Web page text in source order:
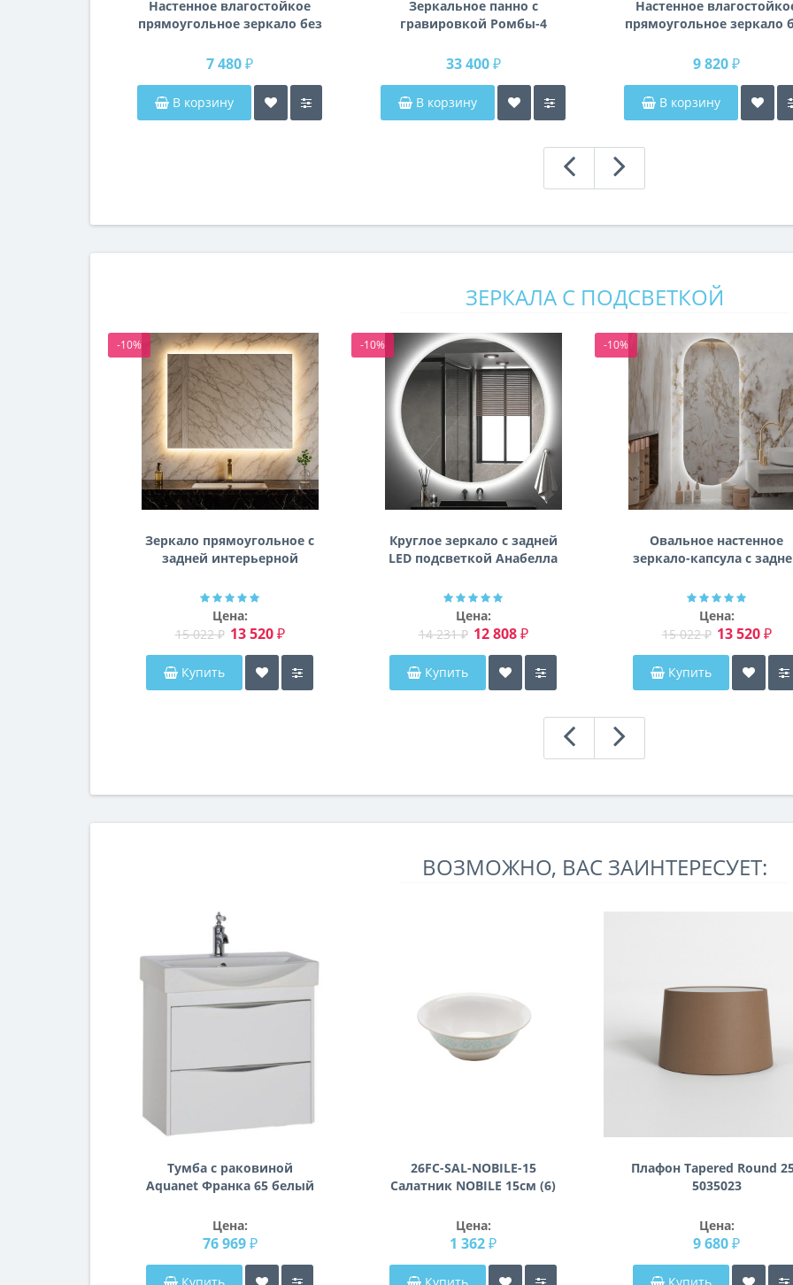
Настенное влагостойкое
прямоугольное зеркало без
см (1200 мм)
7 480 ₽
В корзину
Зеркальное панно с
гравировкой Ромбы-4
33 400 ₽
В корзину
Настенное
прямоугольное зеркало
см (1400 мм)
9 820 ₽
В корзину
ЗЕРКАЛА С ПОДСВЕТКОЙ
-10%
Зеркало прямоугольное с
задней интерьерной
Далтон
Цена:
15 022 ₽ 13 520 ₽
Купить
-10%
Круглое зеркало с задней
LED подсветкой Анабелла
Цена:
14 231 ₽ 12 808 ₽
Купить
-10%
Овальное настенное
зеркало-капсула с
Мэриэнн
Цена:
15 022 ₽ 13 520 ₽
Купить
ВОЗМОЖНО, ВАС ЗАИНТЕРЕСУЕТ:
Тумба с раковиной
Aquanet Франка 65 белый
Цена:
76 969 ₽
26FC-SAL-NOBILE-15
Салатник NOBILE 15см (6)
Цена:
1 362 ₽
Плафон Tapered Round
5035023
Цена:
9 680 ₽